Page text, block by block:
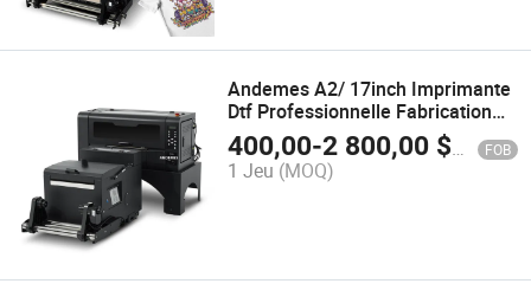
Andemes A2/ 17inch Imprimante
Dtf Professionnelle Fabrication
Imprimante Dtf Film Pet Chaleur
A2 42cm Imprimante Dtf avec
Double XP600 I1600 Têtes
400,00-2 800,00 $US FOB
1 Jeu (MOQ)